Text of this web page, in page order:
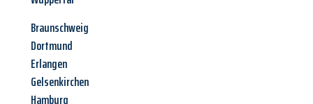
Braunschweig
Dortmund
Erlangen
Gelsenkirchen
Hamburg